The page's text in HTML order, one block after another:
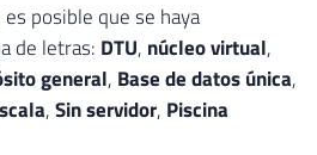
posible que se haya
de letras: DTU, núcleo virtual,
general, Base de datos única,
,Sin servidor, Piscina